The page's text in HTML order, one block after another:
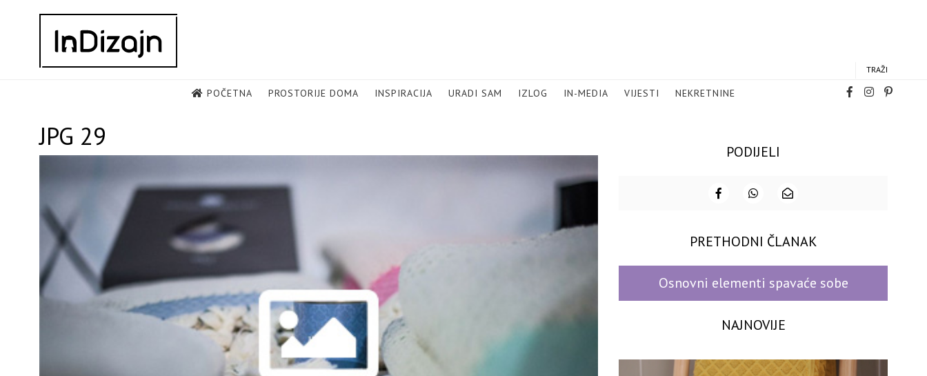
TRAŽI
POČETNA PROSTORIJE DOMA INSPIRACIJA URADI SAM IZLOG IN-MEDIA VIJESTI NEKRETNINE
JPG 29 PODIJELI
PRETHODNI ČLANAK
Osnovni elementi spavaće sobe
NAJNOVIJE